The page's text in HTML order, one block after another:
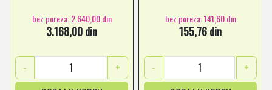
bez poreza: 2.640,00 din
3.168,00 din
-
+
bez poreza: 141,60 din
155,76 din
-
+